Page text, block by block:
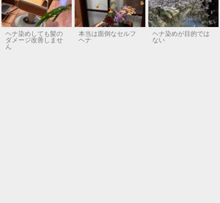
ヘナ染めしても髪の
ダメージ改善しませ
ん
本当は面倒なセルフ
ヘナ
ヘナ染めが目的では
ない